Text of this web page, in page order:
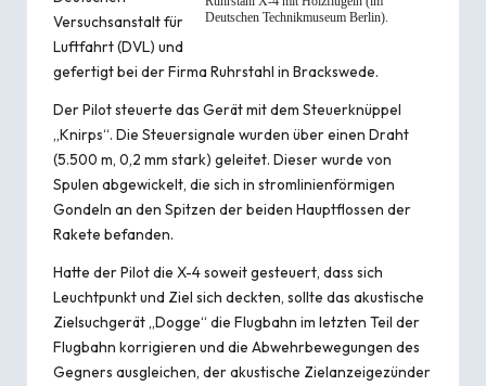
Deutschen Technikmuseum Berlin).
Versuchsanstalt für
Luftfahrt (DVL) und
gefertigt bei der Firma Ruhrstahl in Brackswede.
Der Pilot steuerte das Gerät mit dem Steuerknüppel
„Knirps“. Die Steuersignale wurden über einen Draht
(5.500 m, 0,2 mm stark) geleitet. Dieser wurde von
Spulen abgewickelt, die sich in stromlinienförmigen
Gondeln an den Spitzen der beiden Hauptflossen der
Rakete befanden.
Hatte der Pilot die X-4 soweit gesteuert, dass sich
Leuchtpunkt und Ziel sich deckten, sollte das akustische
Zielsuchgerät „Dogge“ die Flugbahn im letzten Teil der
Flugbahn korrigieren und die Abwehrbewegungen des
Gegners ausgleichen, der akustische Zielanzeigezünder